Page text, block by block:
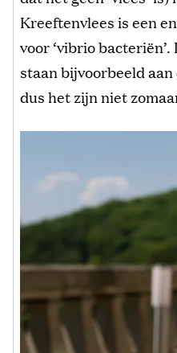
Kreeftenvlees is een
voor ‘vibrio
staan bijvoorbeeld
dus het zijn niet